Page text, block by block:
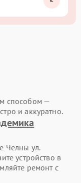
способом —
и аккуратно.
Челны ул.
устройство в
ремонт с